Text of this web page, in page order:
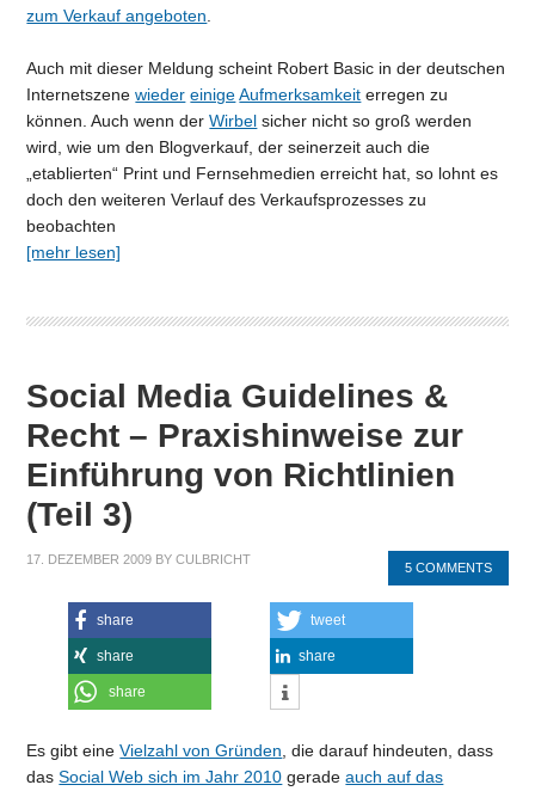
zum Verkauf angeboten
Auch mit dieser Meldung scheint Robert Basic in der deutschen
Internetszenewieder einige Aufmerksamkeit erregen zu
können. Auch wenn derWirbel sicher nicht so groß werden
wird, wie um den Blogverkauf, der seinerzeit auch die
„etablierten“ Print und Fernsehmedien erreicht hat, so lohnt es
doch den weiteren Verlauf des Verkaufsprozesses zu
beobachten
[mehr lesen]
Social Media Guidelines &
Recht – Praxishinweise zur
Einführung von Richtlinien
(Teil 3)
17. DEZEMBER 2009 BYCULBRICHT
5 COMMENTS
share tweet
share share
share
Es gibt eineVielzahl von Gründen , die darauf hindeuten, dass
dasSocial Web sich im Jahr 2010 geradeauch auf das